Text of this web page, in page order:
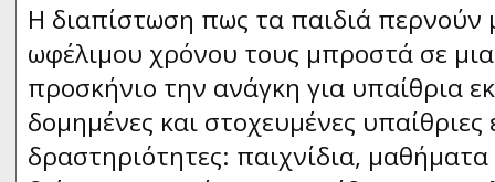
Η διαπίστωση πως τα παιδιά περνούν
ωφέλιμου χρόνου τους μπροστά σε
προσκήνιο την ανάγκη για υπαίθρια
δομημένες και στοχευμένες υπαίθριες
δραστηριότητες: παιχνίδια,